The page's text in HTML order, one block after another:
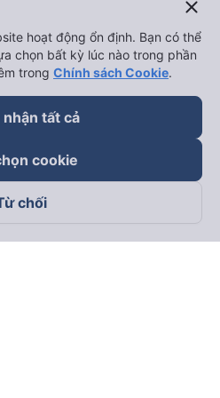
close
hoạt động ổn định. Bạn có thể
chọn bất kỳ lúc nào trong phần
trong Chính sách Cookie.
nhận tất cả
cookie
chối